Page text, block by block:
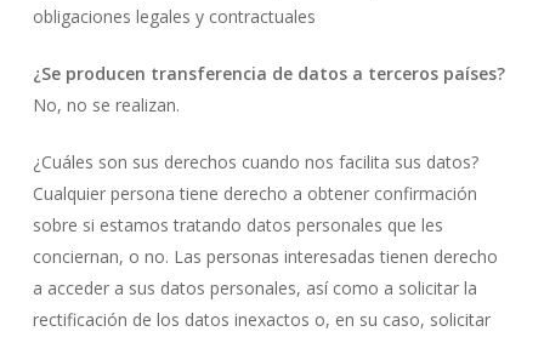
obligaciones legales y contractuales
¿Se producen transferencia de datos a terceros países?
No, no se realizan.
¿Cuáles son sus derechos cuando nos facilita sus datos?
Cualquier persona tiene derecho a obtener confirmación
sobre si estamos tratando datos personales que les
conciernan, o no. Las personas interesadas tienen derecho
a acceder a sus datos personales, así como a solicitar la
rectificación de los datos inexactos o, en su caso, solicitar